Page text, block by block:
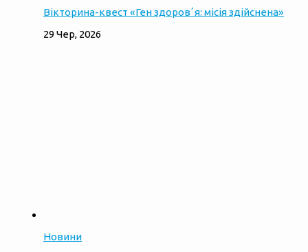
Вікторина-квест «Ген здоровʼя: місія здійснена»
29 Чер, 2026
Новини